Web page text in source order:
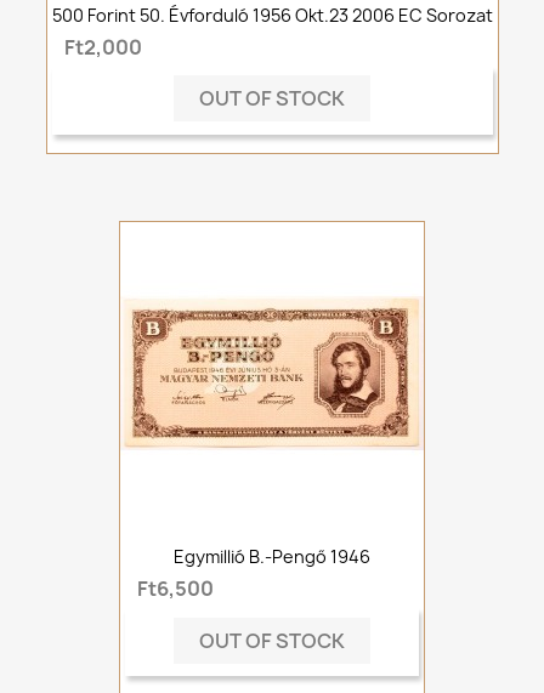
500 Forint 50. Évforduló 1956 Okt.23 2006 EC Sorozat
Ft2,000
OUT OF STOCK
Egymillió B.-Pengő 1946
Ft6,500
OUT OF STOCK